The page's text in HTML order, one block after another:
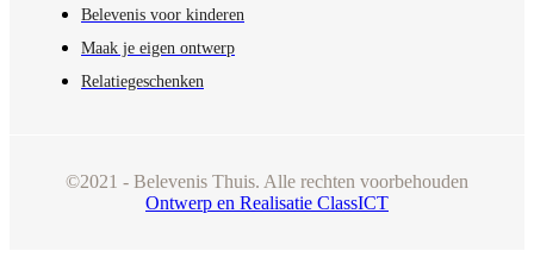
Belevenis voor kinderen
Maak je eigen ontwerp
Relatiegeschenken
©2021 - Belevenis Thuis. Alle rechten voorbehouden
Ontwerp en Realisatie ClassICT